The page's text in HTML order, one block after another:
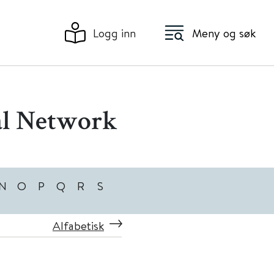
Logg inn Meny og søk
Network
O P Q R S
Alfabetisk